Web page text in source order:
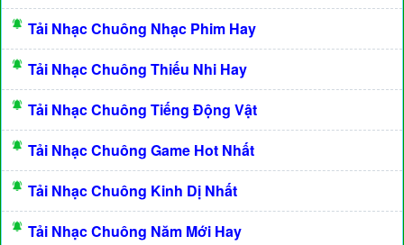
Tải Nhạc Chuông Nhạc Phim Hay
Tải Nhạc Chuông Thiếu Nhi Hay
Tải Nhạc Chuông Tiếng Động Vật
Tải Nhạc Chuông Game Hot Nhất
Tải Nhạc Chuông Kinh Dị Nhất
Tải Nhạc Chuông Năm Mới Hay